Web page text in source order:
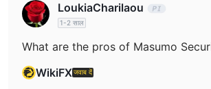
platform information might create some
you're looking for high-risk trading
or crypto, you might need to consider
LoukiaCharilaou
1-2 साल
What are the pros of Masumo
WikiFXजवाब दें